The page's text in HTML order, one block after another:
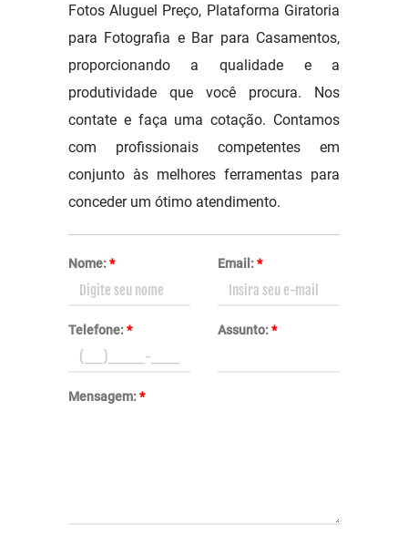
Fotos Aluguel Preço, Plataforma Giratoria
para Fotografia e Bar para Casamentos,
proporcionando a qualidade e a
produtividade que você procura. Nos
contate e faça uma cotação. Contamos
com profissionais competentes em
conjunto às melhores ferramentas para
conceder um ótimo atendimento.
Nome:* Email:*
Telefone:* Assunto:*
Mensagem:*